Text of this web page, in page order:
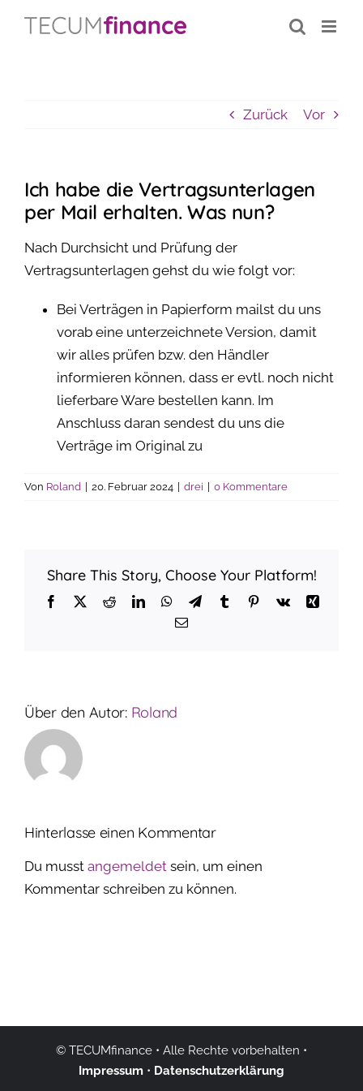
springen
Inhalt
Zurück Vor
Ich habe die Vertragsunterlagen
per Mail erhalten. Was nun?
Nach Durchsicht und Prüfung der
Vertragsunterlagen gehst du wie folgt vor:
Bei Verträgen in Papierform mailst du uns
vorab eine unterzeichnete Version, damit
wir alles prüfen bzw. den Händler
informieren können, dass er evtl. noch nicht
lieferbare Ware bestellen kann. Im
Anschluss daran sendest du uns die
Verträge im Original zu
Von Roland 20. Februar 2024 drei 0 Kommentare
Share This Story, Choose Your Platform!
Facebook
X RedditLinkedInWhatsApp
TelegramTumblrPinterest
Vk
Xing
E-
Über den Autor: Roland
Hinterlasse einen Kommentar
Du musst angemeldet sein, um einen
Kommentar schreiben zu können.
© TECUMfinance • Alle Rechte vorbehalten •
Impressum • Datenschutzerklärung